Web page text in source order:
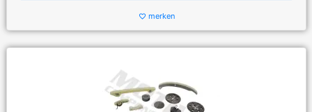
favorite_border merken